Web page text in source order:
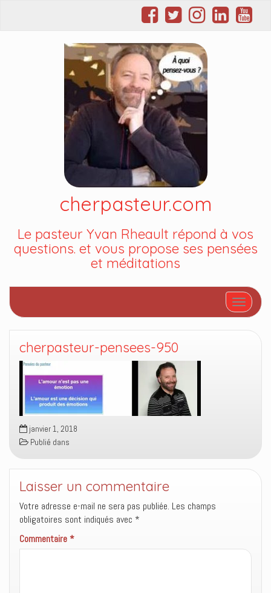
cherpasteur.com
Le pasteur Yvan Rheault répond à vos
questions. et vous propose ses pensées
et méditations
Afficher/
cherpasteur-pensees-950
janvier 1, 2018
Publié dans
Laisser un commentaire
Votre adresse e-mail ne sera pas publiée. Les champs
obligatoires sont indiqués avec *
Commentaire*